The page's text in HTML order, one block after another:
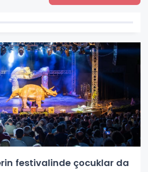
festivalinde çocuklar da